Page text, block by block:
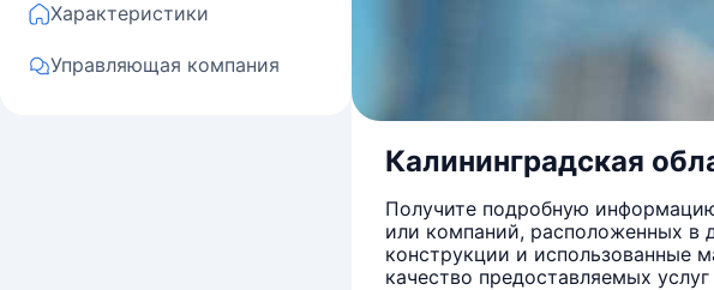
Характеристики
Управляющая компания
Калининградская
Получите подробную
или компаний, расположенных в
конструкции и использованные
качество предоставляемых услуг